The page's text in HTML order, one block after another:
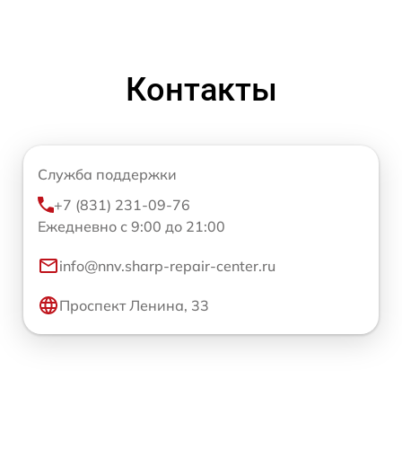
Контакты
Служба поддержки
+7 (831) 231-09-76
Ежедневно с 9:00 до 21:00
info@nnv.sharp-repair-center.ru
Проспект Ленина, 33